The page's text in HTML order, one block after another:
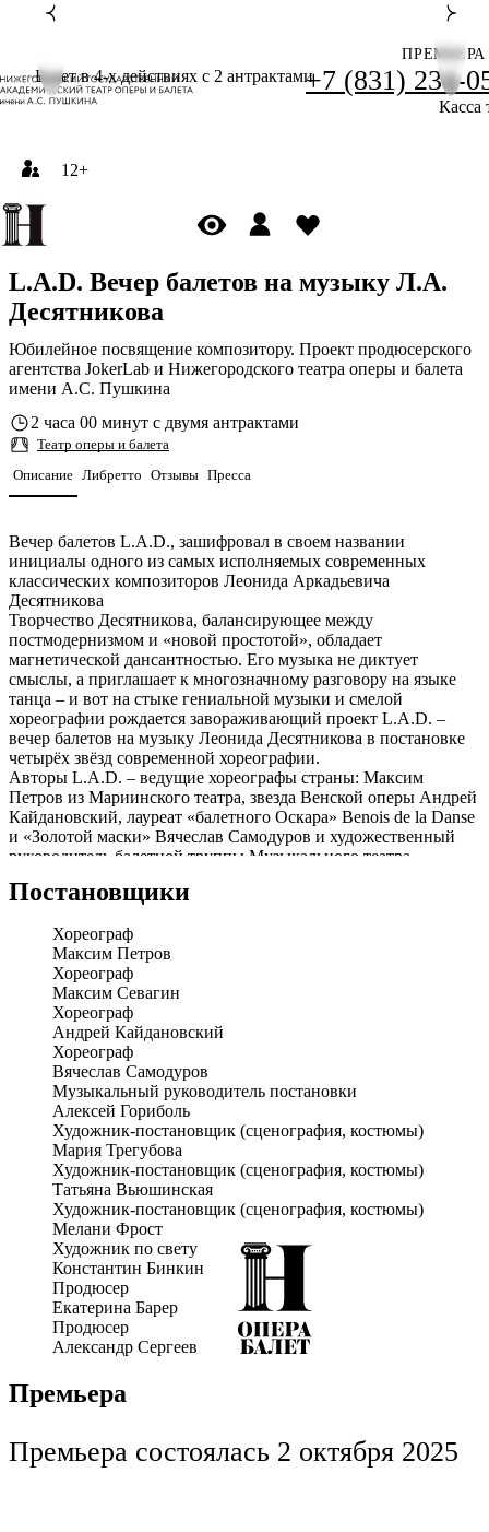
+7 (831) 234-
Касса
ПРЕМЬЕРА
Балет в 4-х действиях с 2 антрактами
12+
L.A.D. Вечер балетов на музыку Л.А.
Десятникова
Юбилейное посвящение композитору. Проект продюсерского
агентства JokerLab и Нижегородского театра оперы и балета
имени А.С. Пушкина
2 часа 00 минут с двумя антрактами
Театр оперы и балета
Описание Либретто Отзывы Пресса
Вечер балетов L.A.D., зашифровал в своем названии
инициалы одного из самых исполняемых современных
классических композиторов Леонида Аркадьевича
Десятникова
Творчество Десятникова, балансирующее между
постмодернизмом и «новой простотой», обладает
магнетической дансантностью. Его музыка не диктует
смыслы, а приглашает к многозначному разговору на языке
танца – и вот на стыке гениальной музыки и смелой
хореографии рождается завораживающий проект L.A.D. –
вечер балетов на музыку Леонида Десятникова в постановке
четырёх звёзд современной хореографии.
Авторы L.A.D. – ведущие хореографы страны: Максим
Петров из Мариинского театра, звезда Венской оперы Андрей
Кайдановский, лауреат «балетного Оскара» Benois de la Danse
и «Золотой маски» Вячеслав Самодуров и художественный
руководитель балетной труппы Музыкального театра
Каждый из них сумел создать уникальную хореографическую
языком движения:
• «Три тихие пьесы» – Максим Петров
• «Безупречная ошибка» – Максим Севагин
• «Праздник уходящих» – Андрей Кайдановский
• «Дар» – Вячеслав Самодуров
Смелый эксперимент был удостоен Специального приза
жюри Национальной театральной Премии «Золотая Маска».
Премьера тетралогии в Нижнем Новгороде состоялась
прошлой осенью в честь 70-летнего юбилея маэстро Леонида
Десятникова и 90-летнего юбилея Нижегородского театра
оперы и балета.
Инициатором и продюсером этого яркого события выступила
театральная компания JokerLab.
Постановщики
Хореограф
Максим Петров
Хореограф
Максим Севагин
Хореограф
Андрей Кайдановский
Хореограф
Вячеслав Самодуров
Музыкальный руководитель постановки
Алексей Гориболь
Художник-постановщик (сценография, костюмы)
Мария Трегубова
Художник-постановщик (сценография, костюмы)
Татьяна Вьюшинская
Художник-постановщик (сценография, костюмы)
Мелани Фрост
Художник по свету
Константин Бинкин
Продюсер
Екатерина Барер
Продюсер
Александр Сергеев
Премьера
Премьера состоялась 2 октября 2025